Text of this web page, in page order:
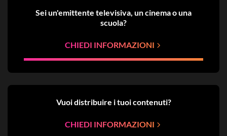
Sei un'emittente televisiva, un cinema o una
scuola?
CHIEDI INFORMAZIONI
Vuoi distribuire i tuoi contenuti?
CHIEDI INFORMAZIONI